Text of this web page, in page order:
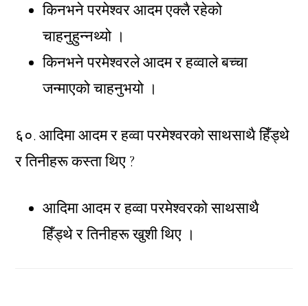
किनभने परमेश्वर आदम एक्लै रहेको
चाहनुहुन्नथ्यो ।
किनभने परमेश्वरले आदम र हव्वाले बच्चा
जन्माएको चाहनुभयो ।
६०. आदिमा आदम र हव्वा परमेश्वरको साथसाथै हिँड्थे
र तिनीहरू कस्ता थिए ?
आदिमा आदम र हव्वा परमेश्वरको साथसाथै
हिँड्थे र तिनीहरू खुशी थिए ।